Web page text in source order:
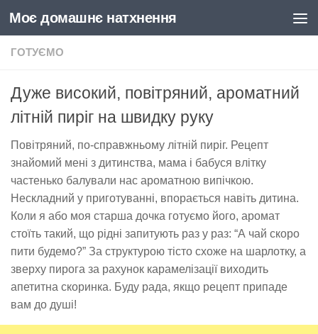
Skip to content
Моє домашнє натхнення
ГОТУЄМО
Дуже високий, повітряний, ароматний
літній пиріг на швидку руку
Повітряний, по-справжньому літній пиріг. Рецепт
знайомий мені з дитинства, мама і бабуся влітку
частенько балували нас ароматною випічкою.
Нескладний у приготуванні, впорається навіть дитина.
Коли я або моя старша дочка готуємо його, аромат
стоїть такий, що рідні запитують раз у раз: “А чай скоро
пити будемо?” За структурою тісто схоже на шарлотку, а
зверху пирога за рахунок карамелізації виходить
апетитна скоринка. Буду рада, якщо рецепт припаде
вам до душі!